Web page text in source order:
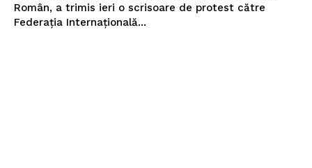
Român, a trimis ieri o scrisoare de protest către
Federația Internațională...